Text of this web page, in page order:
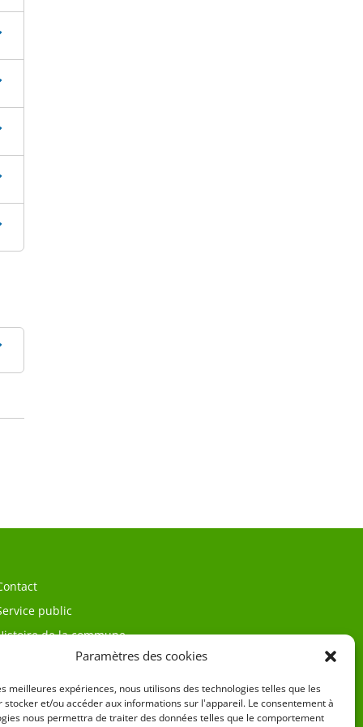
Paramètres des cookies
meilleures expériences, nous utilisons des technologies telles que les
stocker et/ou accéder aux informations sur l'appareil. Le consentement à
nous permettra de traiter des données telles que le comportement
public
de la commune